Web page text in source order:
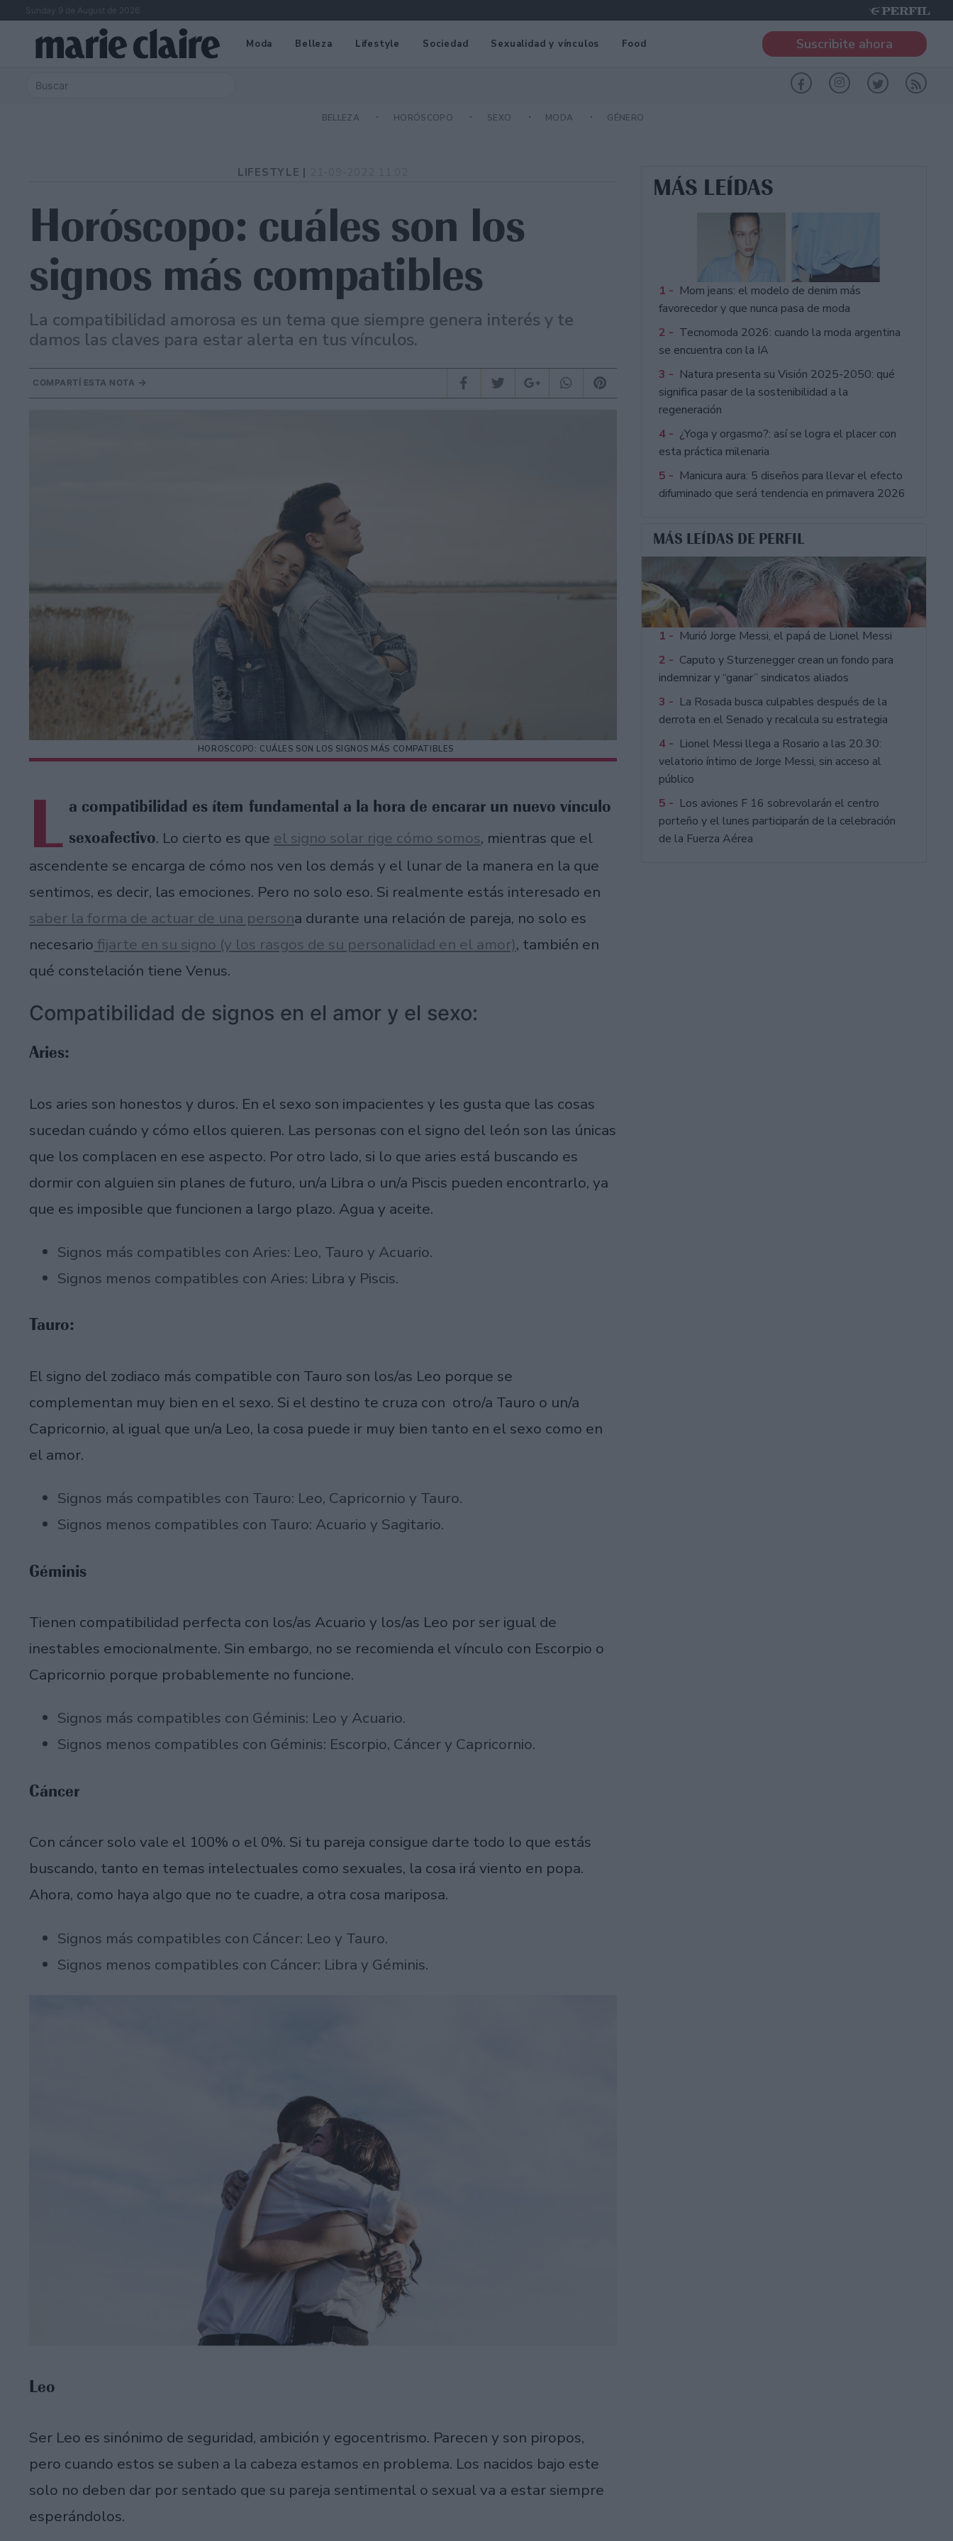
Sunday 9 de August de 2026
Moda Belleza Lifestyle Sociedad Sexualidad y vínculos Food Suscribite ahora
BELLEZA HORÓSCOPO SEXO MODA GÉNERO
LIFESTYLE |
Horóscopo: cuáles son los
signos más compatibles
La compatibilidad amorosa es un tema que siempre genera interés y te
damos las claves para estar alerta en tus vínculos.
COMPARTÍ ESTA NOTA
HOROSCOPO: CUÁLES SON LOS SIGNOS MÁS COMPATIBLES
L a compatibilidad es ítem fundamental a la hora de encarar un nuevo vínculo
sexoafectivo. Lo cierto es que el signo solar rige cómo somos, mientras que el
ascendente se encarga de cómo nos ven los demás y el lunar de la manera en la que
sentimos, es decir, las emociones. Pero no solo eso. Si realmente estás interesado en
saber la forma de actuar de una persona durante una relación de pareja, no solo es
necesario fijarte en su signo (y los rasgos de su personalidad en el amor), también en
qué constelación tiene Venus.
Compatibilidad de signos en el amor y el sexo:
Aries:
Los aries son honestos y duros. En el sexo son impacientes y les gusta que las cosas
sucedan cuándo y cómo ellos quieren. Las personas con el signo del león son las únicas
que los complacen en ese aspecto. Por otro lado, si lo que aries está buscando es
dormir con alguien sin planes de futuro, un/a Libra o un/a Piscis pueden encontrarlo, ya
que es imposible que funcionen a largo plazo. Agua y aceite.
Signos más compatibles con Aries: Leo, Tauro y Acuario.
Signos menos compatibles con Aries: Libra y Piscis.
Tauro:
El signo del zodiaco más compatible con Tauro son los/as Leo porque se
complementan muy bien en el sexo. Si el destino te cruza con otro/a Tauro o un/a
Capricornio, al igual que un/a Leo, la cosa puede ir muy bien tanto en el sexo como en
el amor.
Signos más compatibles con Tauro: Leo, Capricornio y Tauro.
Signos menos compatibles con Tauro: Acuario y Sagitario.
Géminis
Tienen compatibilidad perfecta con los/as Acuario y los/as Leo por ser igual de
inestables emocionalmente. Sin embargo, no se recomienda el vínculo con Escorpio o
Capricornio porque probablemente no funcione.
Signos más compatibles con Géminis: Leo y Acuario.
Signos menos compatibles con Géminis: Escorpio, Cáncer y Capricornio.
Cáncer
Con cáncer solo vale el 100% o el 0%. Si tu pareja consigue darte todo lo que estás
buscando, tanto en temas intelectuales como sexuales, la cosa irá viento en popa.
Ahora, como haya algo que no te cuadre, a otra cosa mariposa.
Signos más compatibles con Cáncer: Leo y Tauro.
Signos menos compatibles con Cáncer: Libra y Géminis.
Leo
Ser Leo es sinónimo de seguridad, ambición y egocentrismo. Parecen y son piropos,
pero cuando estos se suben a la cabeza estamos en problema. Los nacidos bajo este
solo no deben dar por sentado que su pareja sentimental o sexual va a estar siempre
esperándolos.
MÁS LEÍDAS
1 - Mom jeans: el modelo de denim más
favorecedor y que nunca pasa de moda
2 - Tecnomoda 2026: cuando la moda argentina
se encuentra con la IA
3 - Natura presenta su Visión 2025-2050: qué
significa pasar de la sostenibilidad a la
regeneración
4 - ¿Yoga y orgasmo?: así se logra el placer con
esta práctica milenaria
5 - Manicura aura: 5 diseños para llevar el efecto
difuminado que será tendencia en primavera 2026
MÁS LEÍDAS DE PERFIL
1 - Murió Jorge Messi, el papá de Lionel Messi
2 - Caputo y Sturzenegger crean un fondo para
indemnizar y “ganar” sindicatos aliados
3 - La Rosada busca culpables después de la
derrota en el Senado y recalcula su estrategia
4 - Lionel Messi llega a Rosario a las 20.30:
velatorio íntimo de Jorge Messi, sin acceso al
público
5 - Los aviones F 16 sobrevolarán el centro
porteño y el lunes participarán de la celebración
de la Fuerza Aérea